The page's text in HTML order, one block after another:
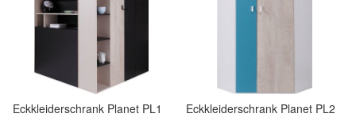
Eckkleiderschrank Planet PL1 Eckkleiderschrank Planet PL2